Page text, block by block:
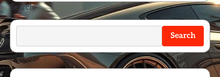
Search
Search